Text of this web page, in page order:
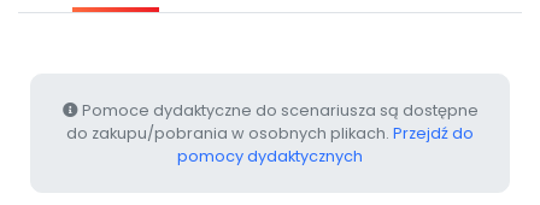
Pomoce dydaktyczne do scenariusza są dostępne
do zakupu/pobrania w osobnych plikach. Przejdź do
pomocy dydaktycznych